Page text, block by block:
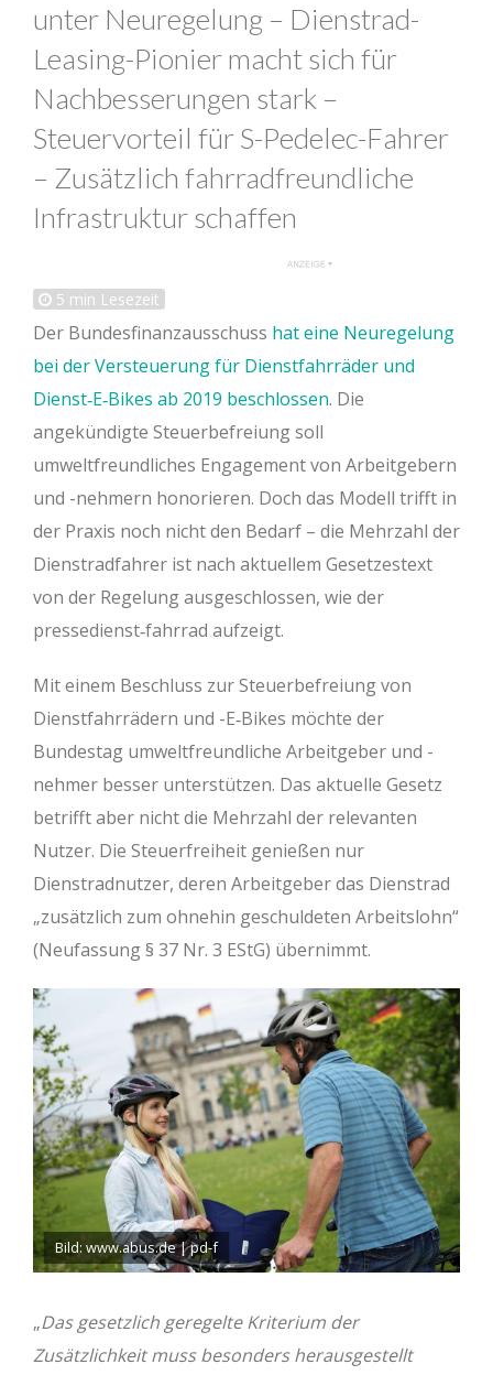
unter Neuregelung – Dienstrad-
Leasing-Pionier macht sich für
Nachbesserungen stark –
Steuervorteil für S-Pedelec-Fahrer
– Zusätzlich fahrradfreundliche
Infrastruktur schaffen
5 min Lesezeit
Der Bundesfinanzausschuss hat eine Neuregelung
bei der Versteuerung für Dienstfahrräder und
Dienst‐E‐Bikes ab 2019 beschlossen. Die
angekündigte Steuerbefreiung soll
umweltfreundliches Engagement von Arbeitgebern
und -nehmern honorieren. Doch das Modell trifft in
der Praxis noch nicht den Bedarf – die Mehrzahl der
Dienstradfahrer ist nach aktuellem Gesetzestext
von der Regelung ausgeschlossen, wie der
pressedienst‐fahrrad aufzeigt.
Mit einem Beschluss zur Steuerbefreiung von
Dienstfahrrädern und -E‐Bikes möchte der
Bundestag umweltfreundliche Arbeitgeber und -
nehmer besser unterstützen. Das aktuelle Gesetz
betrifft aber nicht die Mehrzahl der relevanten
Nutzer. Die Steuerfreiheit genießen nur
Dienstradnutzer, deren Arbeitgeber das Dienstrad
„zusätzlich zum ohnehin geschuldeten Arbeitslohn“
(Neufassung § 37 Nr. 3 EStG) übernimmt.
Bild: www.abus.de | pd-f
„Das gesetzlich geregelte Kriterium der
Zusätzlichkeit muss besonders herausgestellt